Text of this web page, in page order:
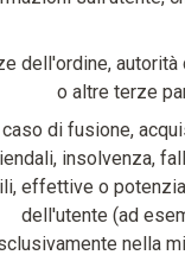
dell'ordine,
o altre terze
di fusione,
insolvenza,
effettive o
dell'utente (ad
nella